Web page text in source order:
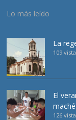
Lo más leído
La
109
El
126